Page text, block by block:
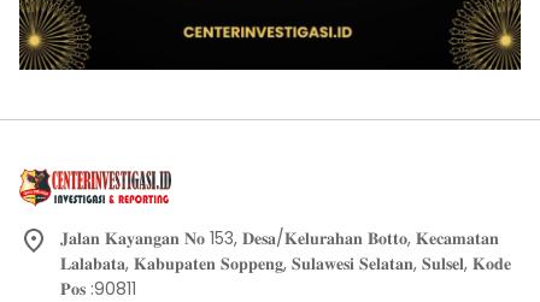
𝐉𝐚𝐥𝐚𝐧 𝐊𝐚𝐲𝐚𝐧𝐠𝐚𝐧 𝐍𝐨 153, 𝐃𝐞𝐬𝐚/𝐊𝐞𝐥𝐮𝐫𝐚𝐡𝐚𝐧 𝐁𝐨𝐭𝐭𝐨, 𝐊𝐞𝐜𝐚𝐦𝐚𝐭𝐚𝐧
𝐋𝐚𝐥𝐚𝐛𝐚𝐭𝐚, 𝐊𝐚𝐛𝐮𝐩𝐚𝐭𝐞𝐧 𝐒𝐨𝐩𝐩𝐞𝐧𝐠, 𝐒𝐮𝐥𝐚𝐰𝐞𝐬𝐢 𝐒𝐞𝐥𝐚𝐭𝐚𝐧, 𝐒𝐮𝐥𝐬𝐞𝐥, 𝐊𝐨𝐝𝐞
𝐏𝐨𝐬 :90811